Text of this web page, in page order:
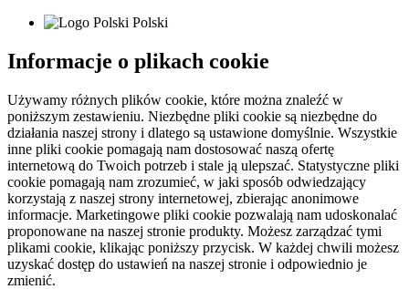
Polski
Informacje o plikach cookie
Używamy różnych plików cookie, które można znaleźć w
poniższym zestawieniu. Niezbędne pliki cookie są niezbędne do
działania naszej strony i dlatego są ustawione domyślnie. Wszystkie
inne pliki cookie pomagają nam dostosować naszą ofertę
internetową do Twoich potrzeb i stale ją ulepszać. Statystyczne pliki
cookie pomagają nam zrozumieć, w jaki sposób odwiedzający
korzystają z naszej strony internetowej, zbierając anonimowe
informacje. Marketingowe pliki cookie pozwalają nam udoskonalać
proponowane na naszej stronie produkty. Możesz zarządzać tymi
plikami cookie, klikając poniższy przycisk. W każdej chwili możesz
uzyskać dostęp do ustawień na naszej stronie i odpowiednio je
zmienić.